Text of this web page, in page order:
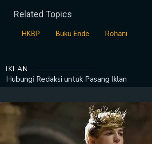
Related Topics
HKBP Buku Ende Rohani
IKLAN
Hubungi Redaksi untuk Pasang Iklan